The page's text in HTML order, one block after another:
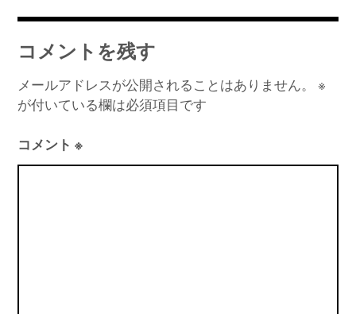
コメントを残す
メールアドレスが公開されることはありません。
※
が付いている欄は必須項目です
コメント※